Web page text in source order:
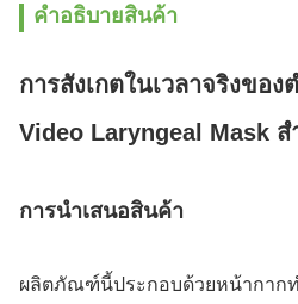
คําอธิบายสินค้า
การสังเกตในเวลาจริงขอ
Video Laryngeal Mask
การนําเสนอสินค้า
ผลิตภัณฑ์นี้ประกอบด้วยหน้ากาก